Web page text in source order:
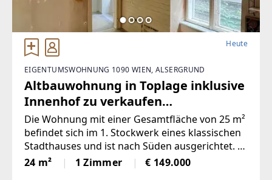
Heute
EIGENTUMSWOHNUNG 1090 WIEN, ALSERGRUND
Altbauwohnung in Toplage inklusive
Innenhof zu verkaufen
(Provisionsfrei)
Die Wohnung mit einer Gesamtfläche von 25 m²
befindet sich im 1. Stockwerk eines klassischen
Stadthauses und ist nach Süden ausgerichtet. Si
e besteht aus einem Vorraum, einer Küche, eine
m Badezimmer und einem Wohn/Schlafzimmer.
24 m² 1 Zimmer € 149.000